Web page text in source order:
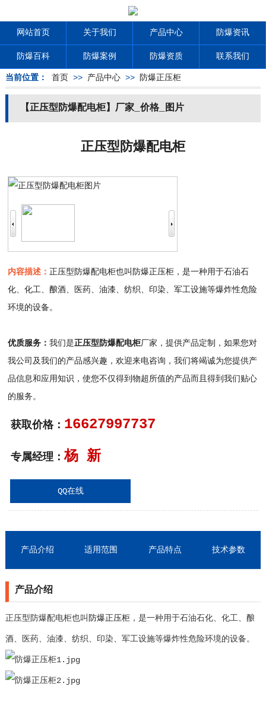
网站首页 关于我们 产品中心 防爆资讯
防爆百科 防爆案例 防爆资质 联系我们
当前位置： 首页 >> 产品中心>> 防爆正压柜
【正压型防爆配电柜】厂家_价格_图片
正压型防爆配电柜
内容描述： 正压型防爆配电柜也叫防爆正压柜，是一种用于石油石
化、化工、酿酒、医药、油漆、纺织、印染、军工设施等爆炸性危险
环境的设备。
优质服务：我们是正压型防爆配电柜厂家，提供产品定制，如果您对
我公司及我们的产品感兴趣，欢迎来电咨询，我们将竭诚为您提供产
品信息和应用知识，使您不仅得到物超所值的产品而且得到我们贴心
的服务。
获取价格： 16627997737
专属经理：杨 新
QQ在线
产品介绍 适用范围 产品特点 技术参数
产品介绍
正压型防爆配电柜也叫 防爆正压柜，是一种用于石油石化、化工、酿
酒、医药、油漆、纺织、印染、军工设施等爆炸性危险环境的设备。